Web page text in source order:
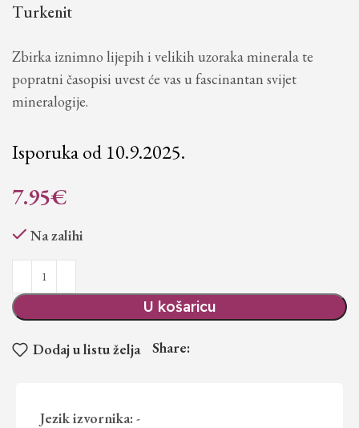
Turkenit
Zbirka iznimno lijepih i velikih uzoraka minerala te
popratni časopisi uvest će vas u fascinantan svijet
mineralogije.
Isporuka od 10.9.2025.
7.95€
Na zalihi
U košaricu
Dodaj u listu želja Share:
Jezik izvornika: -